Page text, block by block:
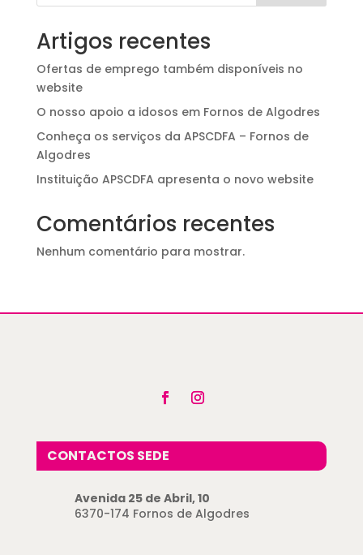
Artigos recentes
Ofertas de emprego também disponíveis no
website
O nosso apoio a idosos em Fornos de Algodres
Conheça os serviços da APSCDFA – Fornos de
Algodres
Instituição APSCDFA apresenta o novo website
Comentários recentes
Nenhum comentário para mostrar.
CONTACTOS SEDE
Avenida 25 de Abril, 10
6370-174 Fornos de Algodres